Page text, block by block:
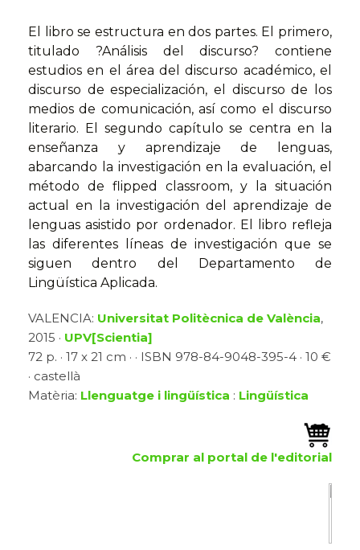
El libro se estructura en dos partes. El primero,
titulado ?Análisis del discurso? contiene
estudios en el área del discurso académico, el
discurso de especialización, el discurso de los
medios de comunicación, así como el discurso
literario. El segundo capítulo se centra en la
enseñanza y aprendizaje de lenguas,
abarcando la investigación en la evaluación, el
método de flipped classroom, y la situación
actual en la investigación del aprendizaje de
lenguas asistido por ordenador. El libro refleja
las diferentes líneas de investigación que se
siguen dentro del Departamento de
Lingüística Aplicada.
VALENCIA: Universitat Politècnica de València,
2015 · UPV[Scientia]
72 p. · 17 x 21 cm · · ISBN 978-84-9048-395-4 · 10 €
· castellà
Matèria: Llenguatge i lingüística : Lingüística
Comprar al portal de l'editorial